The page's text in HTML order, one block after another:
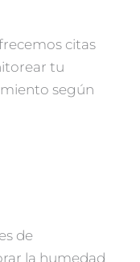
citas
tu
según
de
la humedad